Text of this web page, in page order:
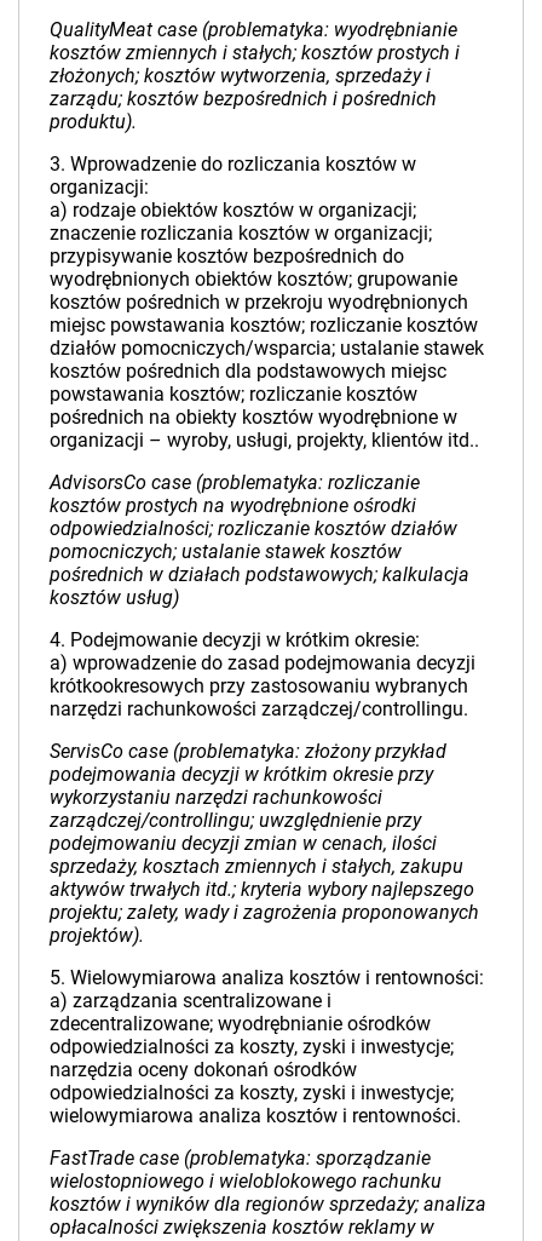
QualityMeat case (problematyka: wyodrębnianie
kosztów zmiennych i stałych; kosztów prostych i
złożonych; kosztów wytworzenia, sprzedaży i
zarządu; kosztów bezpośrednich i pośrednich
produktu).
3. Wprowadzenie do rozliczania kosztów w
organizacji:
a) rodzaje obiektów kosztów w organizacji;
znaczenie rozliczania kosztów w organizacji;
przypisywanie kosztów bezpośrednich do
wyodrębnionych obiektów kosztów; grupowanie
kosztów pośrednich w przekroju wyodrębnionych
miejsc powstawania kosztów; rozliczanie kosztów
działów pomocniczych/wsparcia; ustalanie stawek
kosztów pośrednich dla podstawowych miejsc
powstawania kosztów; rozliczanie kosztów
pośrednich na obiekty kosztów wyodrębnione w
organizacji – wyroby, usługi, projekty, klientów itd..
AdvisorsCo case (problematyka: rozliczanie
kosztów prostych na wyodrębnione ośrodki
odpowiedzialności; rozliczanie kosztów działów
pomocniczych; ustalanie stawek kosztów
pośrednich w działach podstawowych; kalkulacja
kosztów usług)
4. Podejmowanie decyzji w krótkim okresie:
a) wprowadzenie do zasad podejmowania decyzji
krótkookresowych przy zastosowaniu wybranych
narzędzi rachunkowości zarządczej/controllingu.
ServisCo case (problematyka: złożony przykład
podejmowania decyzji w krótkim okresie przy
wykorzystaniu narzędzi rachunkowości
zarządczej/controllingu; uwzględnienie przy
podejmowaniu decyzji zmian w cenach, ilości
sprzedaży, kosztach zmiennych i stałych, zakupu
aktywów trwałych itd.; kryteria wybory najlepszego
projektu; zalety, wady i zagrożenia proponowanych
projektów).
5. Wielowymiarowa analiza kosztów i rentowności:
a) zarządzania scentralizowane i
zdecentralizowane; wyodrębnianie ośrodków
odpowiedzialności za koszty, zyski i inwestycje;
narzędzia oceny dokonań ośrodków
odpowiedzialności za koszty, zyski i inwestycje;
wielowymiarowa analiza kosztów i rentowności.
FastTrade case (problematyka: sporządzanie
wielostopniowego i wieloblokowego rachunku
kosztów i wyników dla regionów sprzedaży; analiza
opłacalności zwiększenia kosztów reklamy w